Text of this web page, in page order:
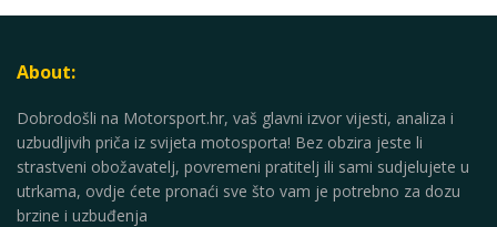
About:
Dobrodošli na Motorsport.hr, vaš glavni izvor vijesti, analiza i
uzbudljivih priča iz svijeta motosporta! Bez obzira jeste li
strastveni obožavatelj, povremeni pratitelj ili sami sudjelujete u
utrkama, ovdje ćete pronaći sve što vam je potrebno za dozu
brzine i uzbuđenja